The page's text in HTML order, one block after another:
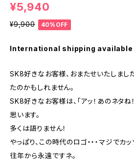
¥5,940
¥9,900 40%OFF
International shipping available
SK8好きなお客様、おまたせいたしまし
たのかもしれません。
SK8好きなお客様は、「アッ！あのネタね
思います。
多くは語りません！
やっぱり、この時代のロゴ・・・マジでカッ
往年から永遠ですネ。